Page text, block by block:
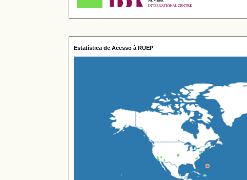
Estatística de Acesso à RUEP